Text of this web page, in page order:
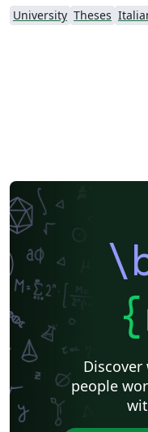
University Theses
{
people